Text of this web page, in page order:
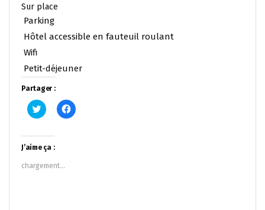
Sur place
Parking
Hôtel accessible en fauteuil roulant
Wifi
Petit-déjeuner
Partager :
Cliquez
pour
Twitter(ouvre
dans
une
nouvelle
fenêtre)
Cliquez
pour
J’aime ça :
chargement…